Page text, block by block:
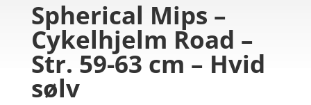
Spherical Mips –
Cykelhjelm Road –
Str. 59-63 cm – Hvid
sølv